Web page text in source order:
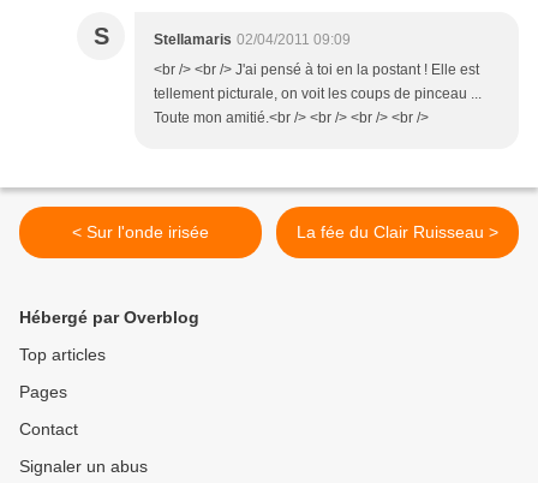
S Stellamaris 02/04/2011 09:09
<br /> <br /> J'ai pensé à toi en la postant ! Elle est
tellement picturale, on voit les coups de pinceau ...
Toute mon amitié.<br /> <br /> <br /> <br />
< Sur l'onde irisée La fée du Clair Ruisseau >
Hébergé par Overblog
Top articles
Pages
Contact
Signaler un abus